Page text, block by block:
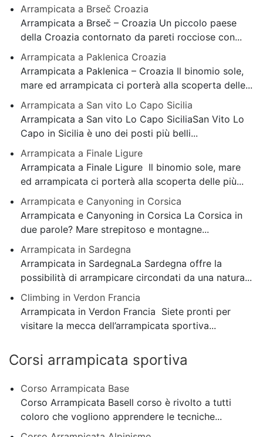
Arrampicata a Brseč Croazia
Arrampicata a Brseč – Croazia Un piccolo paese
della Croazia contornato da pareti rocciose con...
Arrampicata a Paklenica Croazia
Arrampicata a Paklenica – Croazia Il binomio sole,
mare ed arrampicata ci porterà alla scoperta delle...
Arrampicata a San vito Lo Capo Sicilia
Arrampicata a San vito Lo Capo SiciliaSan Vito Lo
Capo in Sicilia è uno dei posti più belli...
Arrampicata a Finale Ligure
Arrampicata a Finale Ligure Il binomio sole, mare
ed arrampicata ci porterà alla scoperta delle più...
Arrampicata e Canyoning in Corsica
Arrampicata e Canyoning in Corsica La Corsica in
due parole? Mare strepitoso e montagne...
Arrampicata in Sardegna
Arrampicata in SardegnaLa Sardegna offre la
possibilità di arrampicare circondati da una natura...
Climbing in Verdon Francia
Arrampicata in Verdon Francia Siete pronti per
visitare la mecca dell’arrampicata sportiva...
Corsi arrampicata sportiva
Corso Arrampicata Base
Corso Arrampicata BaseIl corso è rivolto a tutti
coloro che vogliono apprendere le tecniche...